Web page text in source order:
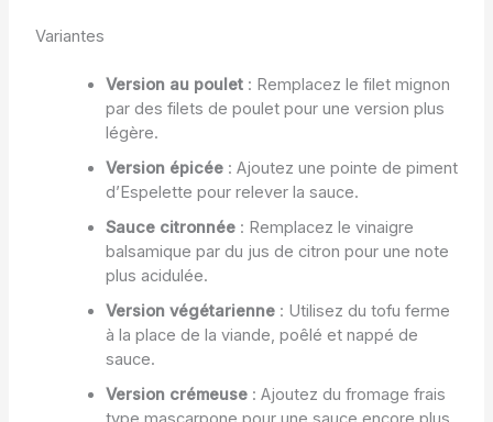
Variantes
Version au poulet: Remplacez le filet mignon
par des filets de poulet pour une version plus
légère.
Version épicée: Ajoutez une pointe de piment
d’Espelette pour relever la sauce.
Sauce citronnée: Remplacez le vinaigre
balsamique par du jus de citron pour une note
plus acidulée.
Version végétarienne: Utilisez du tofu ferme
à la place de la viande, poêlé et nappé de
sauce.
Version crémeuse: Ajoutez du fromage frais